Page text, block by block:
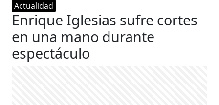
Actualidad
Enrique Iglesias sufre cortes
en una mano durante
espectáculo